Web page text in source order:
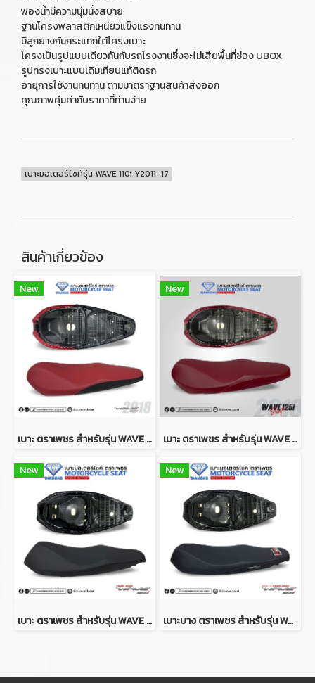
ฟองน้ำมีความนุ่มนั่งสบาย
ฐานโครงพลาสติกเหนียวแข็งแรงทนทาน
มีลูกยางกันกระแทกใต้โครงเบาะ
โครงเป็นรูปแบบเดียวกันกับรถโรงงานซึ่งจะไม่เสียพื้นที่ช่อง UBOX
รูปทรงเบาะแบบเดิมเทียบแท้ติดรถ
อายุการใช้งานทนทาน ตามมาตราฐานสินค้าส่งออก
คุณภาพคุ้มค่ากับราคาที่ท่านจ่าย
เบาะมอเตอร์ไซค์รุ่น WAVE 110i Y2011-17
สินค้าเกี่ยวข้อง
New
เบาะ ตราเพชร สำหรับรุ่น WAVE 125i ปี 2018 (สีแดง-ดำ ทูโทน)
New
เบาะ ตราเพชร สำหรับรุ่น WAVE 125i ปี 2018 (สีแดง)
New
เบาะ ตราเพชร สำหรับรุ่น WAVE 125i ปี 2023
New
เบาะบาง ตราเพชร สำหรับรุ่น WAVE 125i ปี 2023